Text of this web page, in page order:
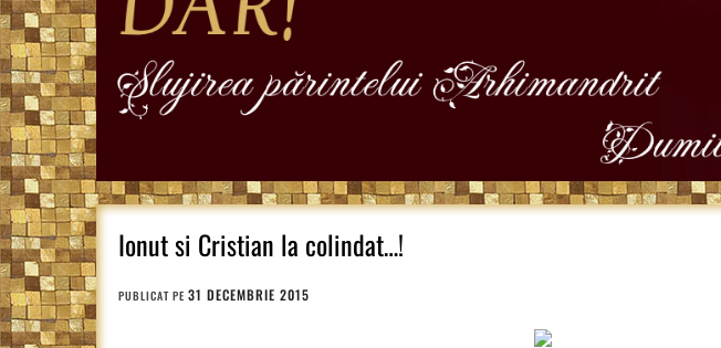
Ionut si Cristian la colindat…!
PUBLICAT PE 31 DECEMBRIE 2015